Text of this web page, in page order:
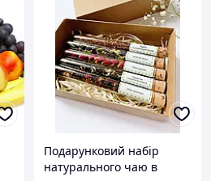
Подарунковий набір
натурального чаю в